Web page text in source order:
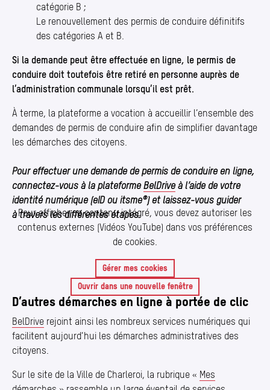
catégorie B ;
Le renouvellement des permis de conduire définitifs
des catégories A et B.
Si la demande peut être effectuée en ligne, le permis de
conduire doit toutefois être retiré en personne auprès de
l’administration communale lorsqu’il est prêt.
À terme, la plateforme a vocation à accueillir l’ensemble des
demandes de permis de conduire afin de simplifier davantage
les démarches des citoyens.
Pour effectuer une demande de permis de conduire en ligne,
connectez-vous à la plateformeBelDriveà l’aide de votre
identité numérique (eID ou itsme®) et laissez-vous guider
à travers les différentes étapes.
Pour afficher ce contenu intégré, vous devez autoriser les
contenus externes (Vidéos YouTube) dans vos préférences
de cookies.
Gérer mes cookies
Ouvrir dans une nouvelle fenêtre
Ouvrir le contenu intégré dans une nouvelle fenêtre
Permis de conduire en ligne — BelDrive
D’autres démarches en ligne à portée de clic
BelDrive rejoint ainsi les nombreux services numériques qui
facilitent aujourd’hui les démarches administratives des
citoyens.
Sur le site de la Ville de Charleroi, la rubrique « Mes